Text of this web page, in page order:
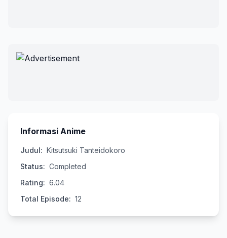
Informasi Anime
Judul: Kitsutsuki Tanteidokoro
Status: Completed
Rating: 6.04
Total Episode: 12